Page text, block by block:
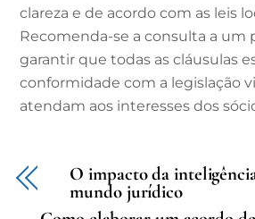
clareza e de acordo com as leis
Recomenda-se a consulta a um
garantir que todas as cláusulas
conformidade com a legislação
atendam aos interesses dos
O impacto da
mundo jurídico